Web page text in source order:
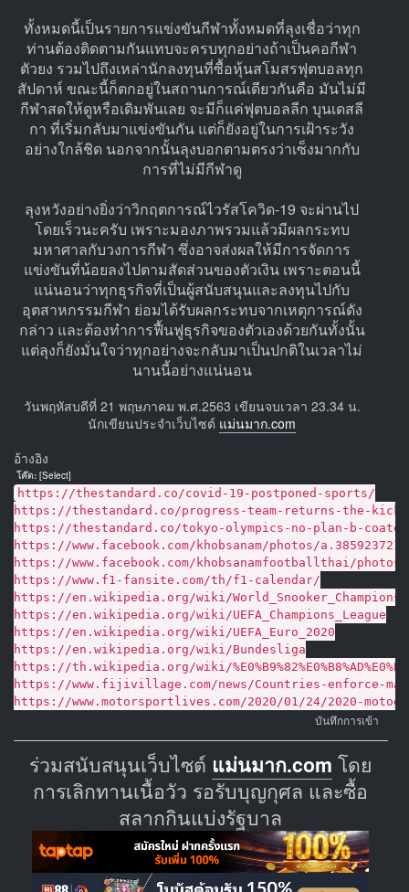
ทั้งหมดนี้เป็นรายการแข่งขันกีฬาทั้งหมดที่ลุงเชื่อว่าทุก
ท่านต้องติดตามกันแทบจะครบทุกอย่างถ้าเป็นคอกีฬา
ตัวยง รวมไปถึงเหล่านักลงทุนที่ซื้อหุ้นสโมสรฟุตบอลทุก
สัปดาห์ ขณะนี้ก็ตกอยู่ในสถานการณ์เดียวกันคือ มันไม่มี
กีฬาสดให้ดูหรือเดิมพันเลย จะมีก็แค่ฟุตบอลลีก บุนเดสลี
กา ที่เริ่มกลับมาแข่งขันกัน แต่ก็ยังอยู่ในการเฝ้าระวัง
อย่างใกล้ชิด นอกจากนั้นลุงบอกตามตรงว่าเซ็งมากกับ
การที่ไม่มีกีฬาดู
ลุงหวังอย่างยิ่งว่าวิกฤตการณ์ไวรัสโควิด-19 จะผ่านไป
โดยเร็วนะครับ เพราะมองภาพรวมแล้วมีผลกระทบ
มหาศาลกับวงการกีฬา ซึ่งอาจส่งผลให้มีการจัดการ
แข่งขันที่น้อยลงไปตามสัดส่วนของตัวเงิน เพราะตอนนี้
แน่นอนว่าทุกธุรกิจที่เป็นผู้สนับสนุนและลงทุนไปกับ
อุตสาหกรรมกีฬา ย่อมได้รับผลกระทบจากเหตุการณ์ดัง
กล่าว และต้องทำการฟื้นฟูธุรกิจของตัวเองด้วยกันทั้งนั้น
แต่ลุงก็ยังมั่นใจว่าทุกอย่างจะกลับมาเป็นปกติในเวลาไม่
นานนี้อย่างแน่นอน
วันพฤหัสบดีที่ 21 พฤษภาคม พ.ศ.2563 เขียนจบเวลา 23.34 น.
นักเขียนประจำเว็บไซต์ แม่นมาก.com
อ้างอิง
โค๊ด: [Select]
https://thestandard.co/covid-19-postponed-sports/
https://thestandard.co/progress-team-returns-the-
https://thestandard.co/tokyo-olympics-no-plan-b-
https://www.facebook.com/khobsanam/photos/
https://www.facebook.com/khobsanamfootballthai/photos/
https://www.f1-fansite.com/th/f1-calendar/
https://en.wikipedia.org/wiki/
https://en.wikipedia.org/wiki/UEFA_Champions_League
https://en.wikipedia.org/wiki/UEFA_Euro_2020
https://en.wikipedia.org/wiki/Bundesliga
https://th.wikipedia.org/wiki/
https://www.fijivillage.com/news/Countries-enforce-
https://www.motorsportlives.com/2020/01/24/2020-
บันทึกการเข้า
ร่วมสนับสนุนเว็บไซต์ แม่นมาก.com โดย
การเลิกทานเนื้อวัว รอรับบุญกุศล และซื้อ
สลากกินแบ่งรัฐบาล